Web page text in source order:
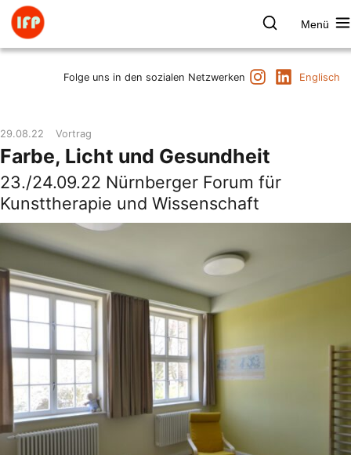
Zum
Inhalt
springen
Farbpsychologie
Menü
Vorträge & Publikationen
Institut
Kontakt
Folge uns in den sozialen Netzwerken
InstagramLinkedIn
Englisch
29.08.22 Vortrag
Farbe, Licht und Gesundheit
23./24.09.22 Nürnberger Forum für
Kunsttherapie und Wissenschaft